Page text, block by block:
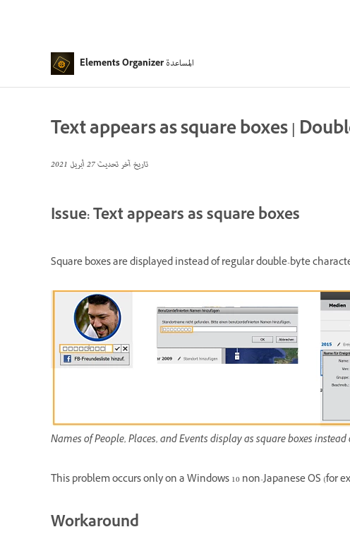
Elements Organizer المساعدة
Text appears as square boxes |
تاريخ آخر تحديث27 أبريل 2021
Issue: Text appears as square boxes
Square boxes are displayed instead of regular double-byte
Names of People, Places, and Events display as square boxes
This problem occurs only on a Windows 10 non-Japanese OS (for
Workaround